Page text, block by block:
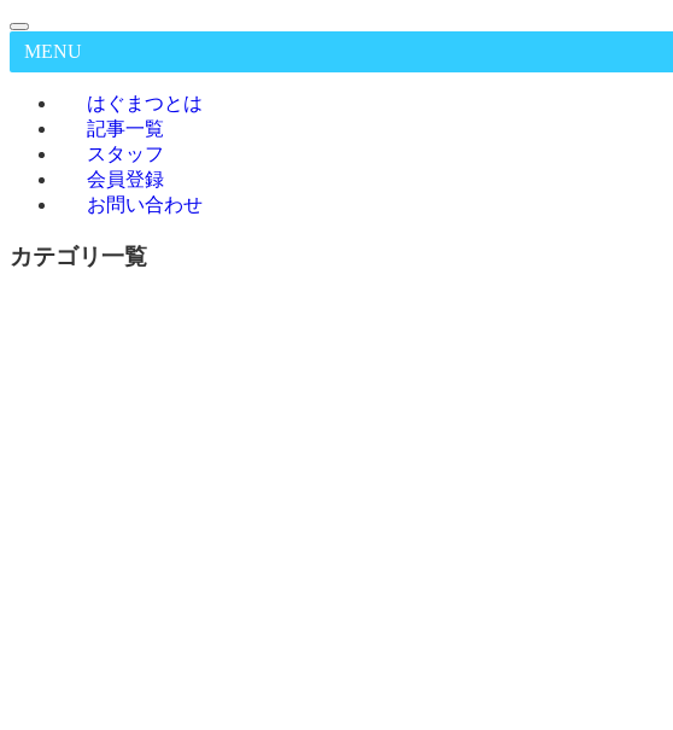
MENU
はぐまつとは
記事一覧
スタッフ
会員登録
お問い合わせ
カテゴリ一覧